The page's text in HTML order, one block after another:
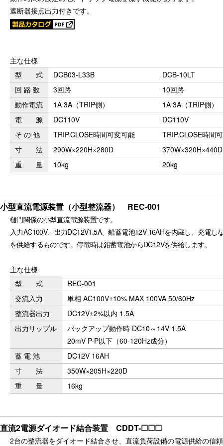
遮断器接点出力付きです。
主な仕様
型 式
DCB03-L33B
DCB-10LT
回 路 数
3回路
10回路
動作電流
1A 3A（TRIP側）
1A 3A（TRIP側）
電 源
DC110V
DC110V
そ の 他
TRIP.CLOSE時間可変可能
TRIP.CLOSE時間
寸 法
290W×220H×280D
370W×320H×440D
重 量
10kg 20kg
小型直流電源装置（小型整流器） REC-001
樋門関係の小型直流電源装置です。
⼊⼒AC100V、出⼒DC12V1.5A、鉛蓄電池12V 16AHを内蔵し、充電し
を供給するものです。停電時は鉛蓄電池からDC12Vを供給します。
主な仕様
型 式
REC-001
交流入力
単相 AC100V±10% MAX 100VA 50/60Hz
整流器出力
DC12V±2%以内 1.5A
出力リップル
バックアップ動作時 DC10～14V 1.5A
20mV P-P以下（60-120Hz成分）
蓄 電 池
DC12V 16AH
寸 法
350W×205H×220D
重 量
16kg
直流2電源ダイオード結合装置 CDDT-☐☐☐
2台の整流器をダイオード結合させ、直流負荷設備の電源供給の信